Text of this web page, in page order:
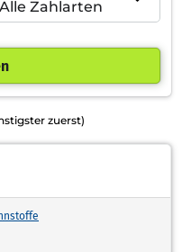
zuerst)